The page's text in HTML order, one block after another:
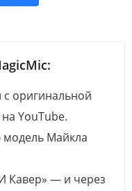
с оригинальной
YouTube.
модель Майкла
Кавер» — и через